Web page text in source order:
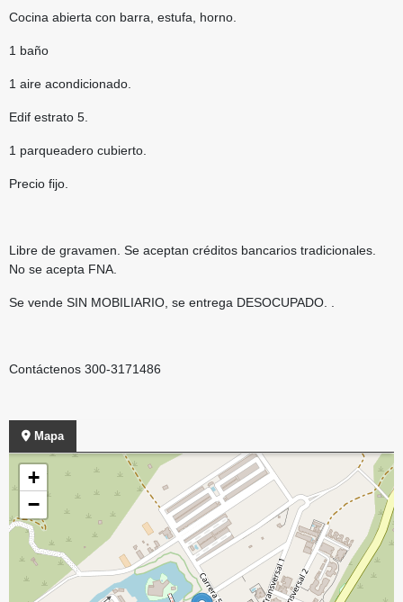
Cocina abierta con barra, estufa, horno.
1 baño
1 aire acondicionado.
Edif estrato 5.
1 parqueadero cubierto.
Precio fijo.
Libre de gravamen. Se aceptan créditos bancarios tradicionales.
No se acepta FNA.
Se vende SIN MOBILIARIO, se entrega DESOCUPADO. .
Contáctenos 300-3171486
Mapa
+
−